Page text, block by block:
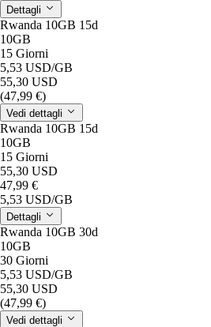
Dettagli
Rwanda 10GB 15d
10GB
15 Giorni
5,53 USD/GB
55,30 USD
(47,99 €)
Vedi dettagli
Rwanda 10GB 15d
10GB
15 Giorni
55,30 USD
47,99 €
5,53 USD/GB
Dettagli
Rwanda 10GB 30d
10GB
30 Giorni
5,53 USD/GB
55,30 USD
(47,99 €)
Vedi dettagli